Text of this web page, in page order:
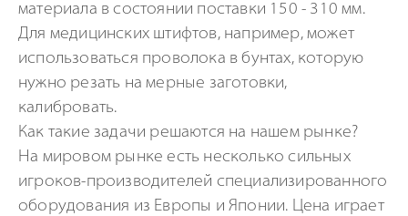
материала в состоянии поставки 150 - 310 мм.
Для медицинских штифтов, например, может
использоваться проволока в бунтах, которую
нужно резать на мерные заготовки,
калибровать.
Как такие задачи решаются на нашем рынке?
На мировом рынке есть несколько сильных
игроков-производителей специализированного
оборудования из Европы и Японии. Цена играет